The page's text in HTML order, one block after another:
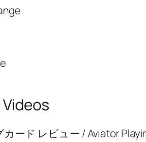
ード レビュー / Aviator